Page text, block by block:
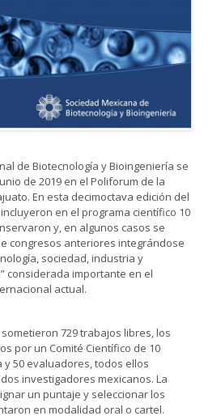
de Biotecnología y Bioingeniería se
de 2019 en el Poliforum de la
En esta decimoctava edición del
en el programa científico 10
y, en algunos casos se
congresos anteriores integrándose
sociedad, industria y
considerada importante en el
actual.
729 trabajos libres, los
por un Comité Científico de 10
50 evaluadores, todos ellos
investigadores mexicanos. La
un puntaje y seleccionar los
en modalidad oral o cartel.